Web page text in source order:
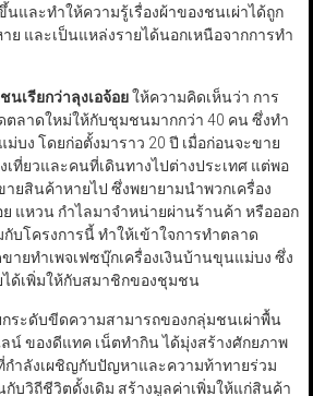
นและทำให้ความรู้เรื่องผ้าของชนเผ่าได้ถูก
ย และเป็นแหล่งรายได้นอกเหนือจากการทำ
เรียกว่าลุงเอจ้อยให้ความคิดเห็นว่า การ
ตลาดใหม่ให้กับชุมชนมากกว่า 40 คน ซึ่งทำ
บง โดยก่อตั้งมาราว 20 ปี เมื่อก่อนจะขาย
ที่ยวและคนที่เดินทางไปต่างประเทศ แต่พอ
ยสินค้าหายไป ซึ่งพยายามนำพวกเครื่อง
ย แหวน กำไลมาจำหน่ายผ่านร้านค้า หรือออก
บโครงการนี้ ทำให้เข้าใจการทำตลาด
ายทำเพจเฟซบุ๊กเครื่องเงินบ้านขุนแม่บง ซึ่ง
ได้เพิ่มให้กับสมาชิกของชุมชน
ระดับขีดความสามารถของกลุ่มชนเผ่าพื้น
น์ ของดีแทค เน็ตทำกิน ได้มุ่งสร้างศักยภาพ
กำลังเผชิญกับปัญหาและความท้าทายร่วม
บวิถีชีวิตดั้งเดิม สร้างมูลค่าเพิ่มให้แก่สินค้า